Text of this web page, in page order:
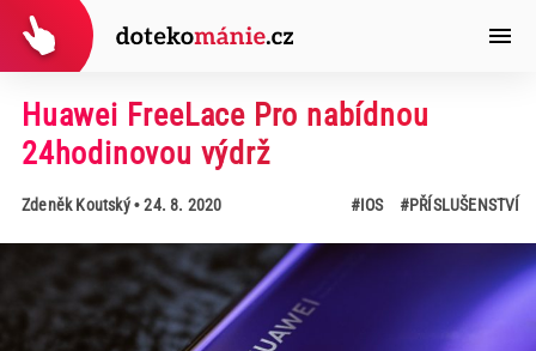
Huawei FreeLace Pro nabídnou
24hodinovou výdrž
Zdeněk Koutský• 24. 8. 2020 #IOS #PŘÍSLUŠENSTVÍ